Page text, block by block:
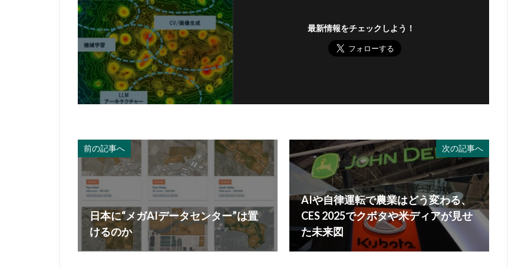
最新情報をチェックしよう！
前の記事へ
日本に“メガAIデータセンター”は置
けるのか
次の記事へ
AIや自律運転で農業はどう変わる、
CES 2025でクボタや米ディアが見せ
た未来図